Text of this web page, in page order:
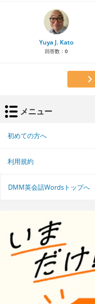
Yuya J. Kato
回答数： 0
メニュー
初めての方へ
利用規約
DMM英会話Wordsトップへ